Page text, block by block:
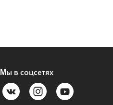
Мы в соцсетях